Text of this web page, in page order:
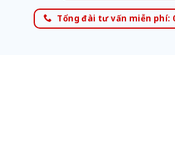
Tổng đài tư vấn miễn phí: